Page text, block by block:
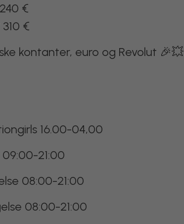
€
€
kontanter, euro og Revolut 🎉💥
16.00-04,00
21:00
08:00-21:00
08:00-21:00